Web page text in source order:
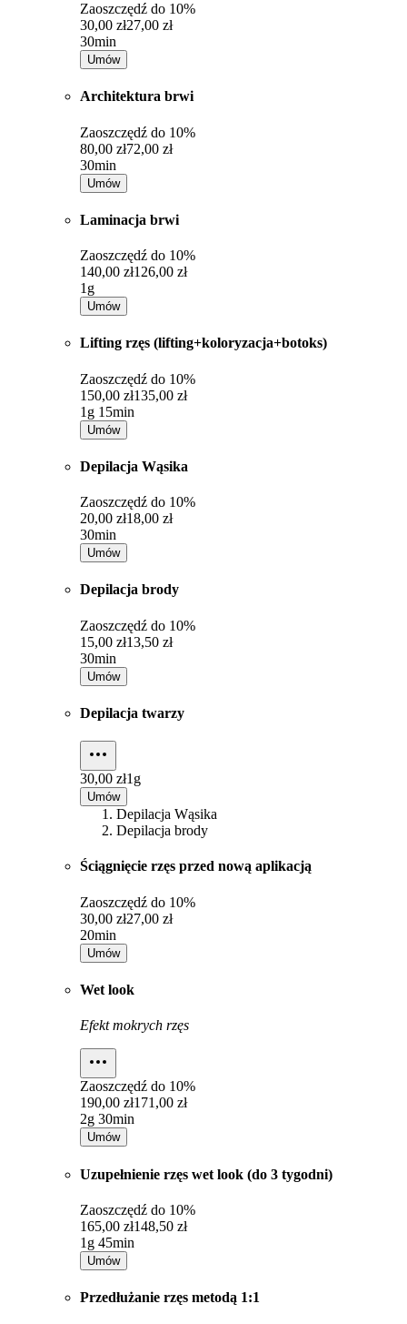
Zaoszczędź do 10%
30,00 zł27,00 zł
30min
Umów
Architektura brwi
Zaoszczędź do 10%
80,00 zł72,00 zł
30min
Umów
Laminacja brwi
Zaoszczędź do 10%
140,00 zł126,00 zł
1g
Umów
Lifting rzęs (lifting+koloryzacja+botoks)
Zaoszczędź do 10%
150,00 zł135,00 zł
1g 15min
Umów
Depilacja Wąsika
Zaoszczędź do 10%
20,00 zł18,00 zł
30min
Umów
Depilacja brody
Zaoszczędź do 10%
15,00 zł13,50 zł
30min
Umów
Depilacja twarzy
30,00 zł1g
Umów
Depilacja Wąsika
Depilacja brody
Ściągnięcie rzęs przed nową aplikacją
Zaoszczędź do 10%
30,00 zł27,00 zł
20min
Umów
Wet look
Efekt mokrych rzęs
Zaoszczędź do 10%
190,00 zł171,00 zł
2g 30min
Umów
Uzupełnienie rzęs wet look (do 3 tygodni)
Zaoszczędź do 10%
165,00 zł148,50 zł
1g 45min
Umów
Przedłużanie rzęs metodą 1:1